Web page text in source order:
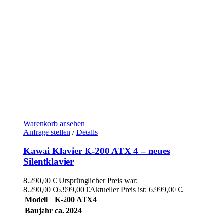
Warenkorb ansehen
Anfrage stellen / Details
Kawai Klavier K-200 ATX 4 – neues
Silentklavier
8.290,00€ Ursprünglicher Preis war:
8.290,00 €6.999,00 €Aktueller Preis ist: 6.999,00 €.
Modell
K-200 ATX4
Baujahr ca. 2024